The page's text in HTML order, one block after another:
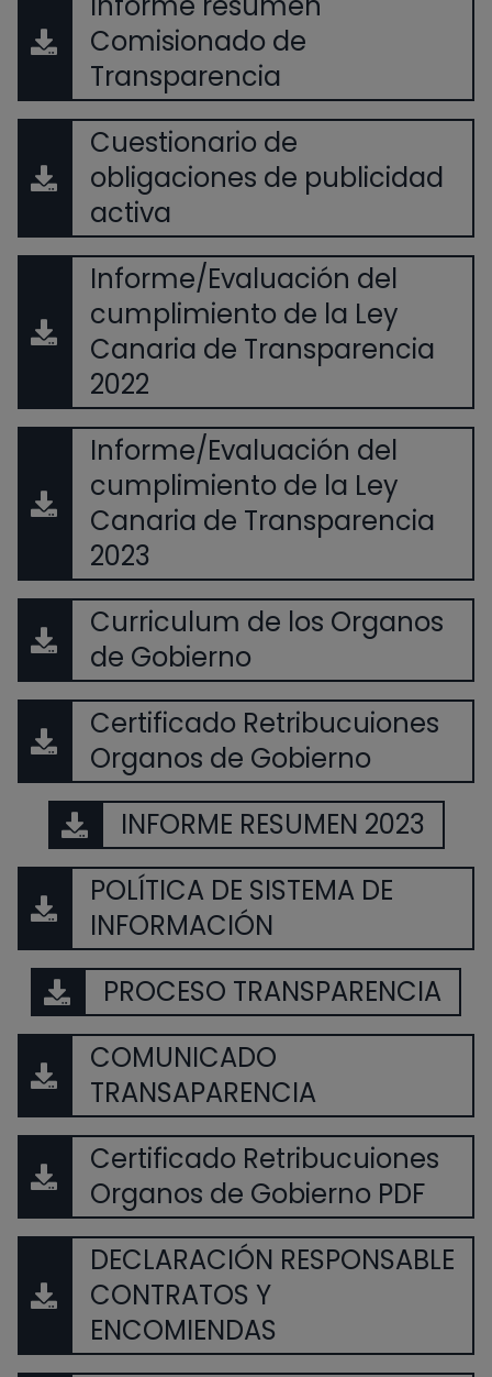
Comisionado de
Transparencia
Cuestionario de
obligaciones de publicidad
activa
Informe/Evaluación del
cumplimiento de la Ley
Canaria de Transparencia
2022
Informe/Evaluación del
cumplimiento de la Ley
Canaria de Transparencia
2023
Curriculum de los Organos
de Gobierno
Certificado Retribucuiones
Organos de Gobierno
INFORME RESUMEN 2023
POLÍTICA DE SISTEMA DE
INFORMACIÓN
PROCESO TRANSPARENCIA
COMUNICADO
TRANSAPARENCIA
Certificado Retribucuiones
Organos de Gobierno PDF
DECLARACIÓN RESPONSABLE
CONTRATOS Y
ENCOMIENDAS